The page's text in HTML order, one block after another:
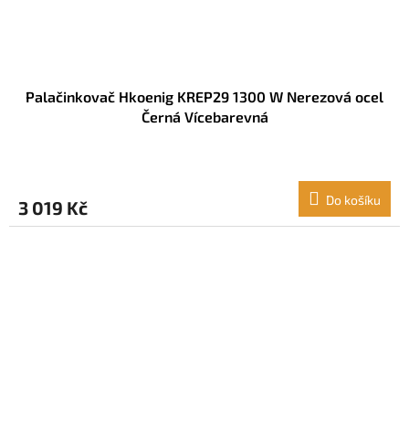
Palačinkovač Hkoenig KREP29 1300 W Nerezová ocel
Černá Vícebarevná
3 019 Kč Do košíku